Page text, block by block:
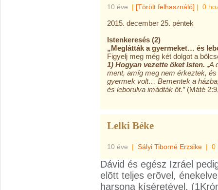
10 éve | [Törölt felhasználó] | 0
2015. december 25. péntek
Istenkeresés (2)
„Meglátták a gyermeket… és
Figyelj meg még két dolgot a
1) Hogyan vezette őket Isten. „A
ment, amíg meg nem érkeztek,
gyermek volt… Bementek a
és leborulva imádták őt.” (Máté
Lelki Béke
10 éve | Sályi Tiborné Erzsike | 0
Dávid és egész Izráel
elõtt teljes erõvel,
harsona kíséretével.